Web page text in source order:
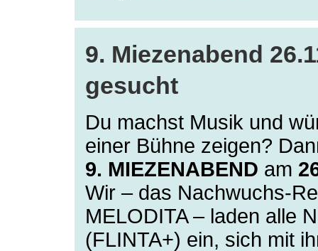
9. Miezenabend
gesucht
Du machst Musik und
einer Bühne zeigen?
9. MIEZENABEND am
Wir – das Nachwuchs-
MELODITA – laden alle
(FLINTA+) ein, sich mit